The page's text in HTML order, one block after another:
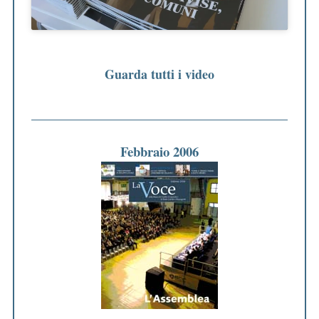
Guarda tutti i video
Febbraio 2006